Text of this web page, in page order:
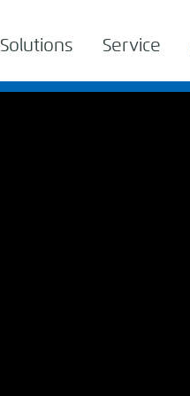
Solutions Service